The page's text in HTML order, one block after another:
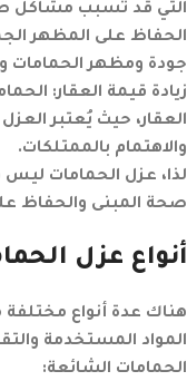
التي قد تسبب مشاكل
الحفاظ على المظهر
جودة ومظهر الحمامات
زيادة قيمة العقار:
العقار، حيث يُعتبر
والاهتمام بالممتلكات.
لذا، عزل الحمامات
صحة المبنى والحفاظ
أنواع عزل
هناك عدة أنواع
المواد المستخدمة
الحمامات الشائعة: